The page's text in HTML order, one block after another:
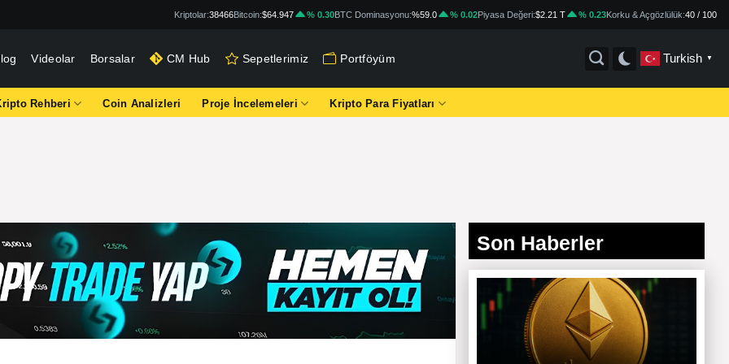
Kriptolar:38466Bitcoin:$64.947 % 0.30BTC Dominasyonu:%59.0 % 0.02Piyasa Değeri:$2.21 T % 0.23Korku & Açgözlülük:40 / 100
Videolar Borsalar CM Hub Sepetlerimiz Portföyüm Turkish ▼
Rehberi Coin Analizleri Proje İncelemeleri Kripto Para Fiyatları
Son Haberler